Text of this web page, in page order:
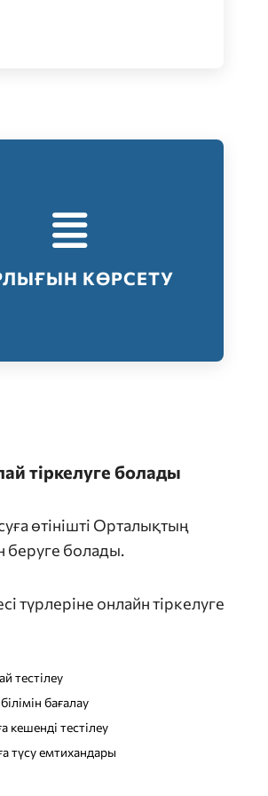
КӨРСЕТУ
барлық түрлері
Барлығын көрсету
тіркелуге болады
өтінішті Орталықтың
беруге болады.
түрлеріне онлайн тіркелуге
тестілеу
бағалау
кешенді тестілеу
түсу емтихандары